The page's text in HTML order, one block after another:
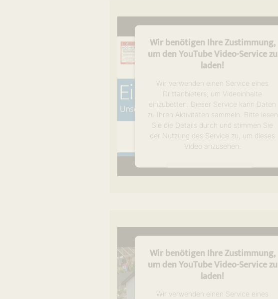
Wir benötigen Ihre Zustimmung,
um den YouTube Video-Service zu
laden!
Wir verwenden einen Service eines
Drittanbieters, um Videoinhalte
einzubetten. Dieser Service kann Daten
zu Ihren Aktivitäten sammeln. Bitte lesen
Sie die Details durch und stimmen Sie
der Nutzung des Service zu, um dieses
Video anzusehen.
Management Platform
Wir benötigen Ihre Zustimmung,
um den YouTube Video-Service zu
laden!
Wir verwenden einen Service eines